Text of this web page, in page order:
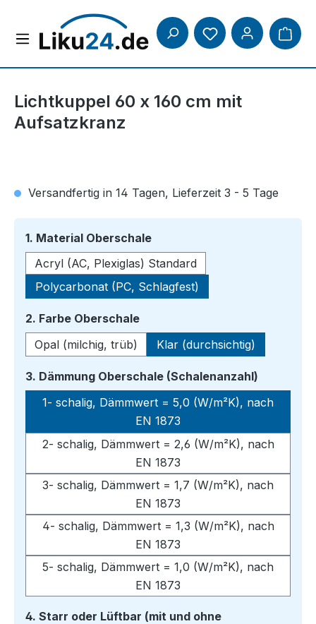
Zum Hauptinhalt springen
Lichtkuppel 60 x 160 cm mit
Aufsatzkranz
Versandfertig in 14 Tagen, Lieferzeit 3 - 5 Tage
1. Material Oberschaleauswählen
Acryl (AC, Plexiglas) Standard
Polycarbonat (PC, Schlagfest)
2. Farbe Oberschaleauswählen
Opal (milchig, trüb)
Klar (durchsichtig)
3. Dämmung Oberschale (Schalenanzahl)
1- schalig, Dämmwert = 5,0 (W/m²K), nach
EN 1873
2- schalig, Dämmwert = 2,6 (W/m²K), nach
EN 1873
3- schalig, Dämmwert = 1,7 (W/m²K), nach
EN 1873
4- schalig, Dämmwert = 1,3 (W/m²K), nach
EN 1873
5- schalig, Dämmwert = 1,0 (W/m²K), nach
EN 1873
4. Starr oder Lüftbar (mit und ohne